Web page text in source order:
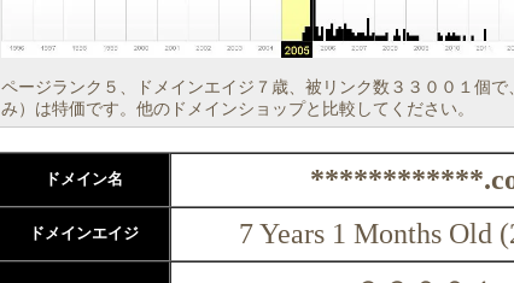
ページランク５、ドメインエイジ７歳、被リンク数３３００１個で
み）は特価です。他のドメインショップと比較してください。
ドメイン名
ドメインエイジ 7 Years 1 Months Old